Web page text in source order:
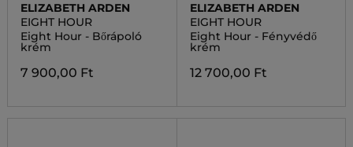
ELIZABETH ARDEN
EIGHT HOUR
Eight Hour - Bőrápoló
krém
7 900,00 Ft
ELIZABETH ARDEN
EIGHT HOUR
Eight Hour - Fényvédő
krém
12 700,00 Ft